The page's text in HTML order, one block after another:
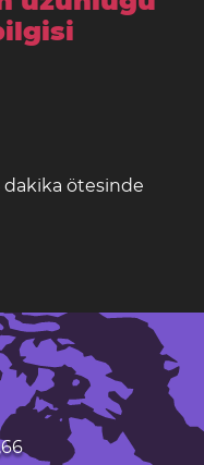
dakika ötesinde